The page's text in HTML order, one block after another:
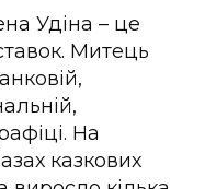
Удіна – це
Митець
На
казкових